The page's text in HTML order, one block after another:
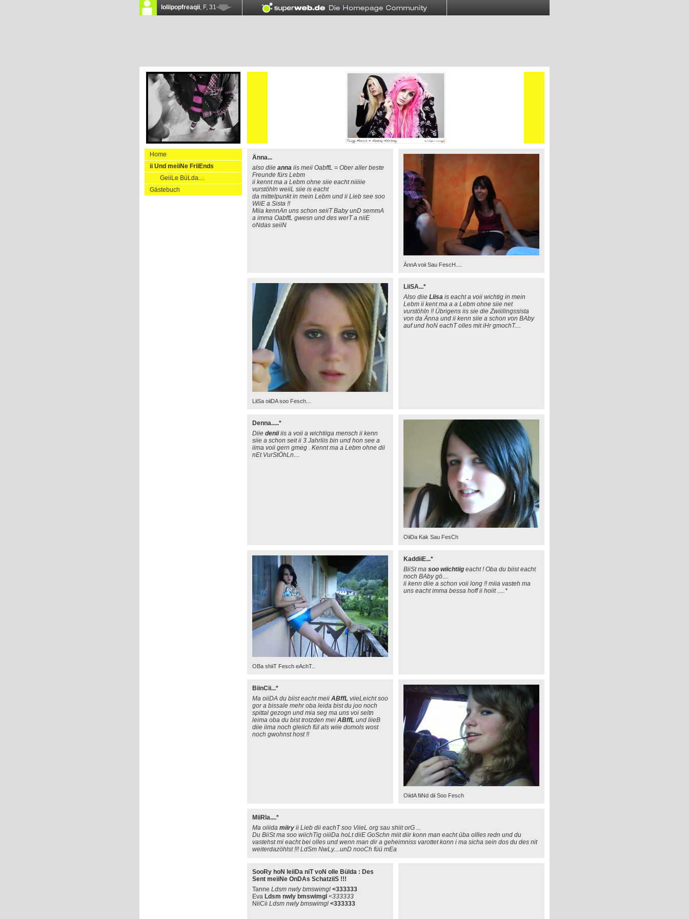
Home
ii Und meiiNe FriiEnds
GeiiLe BüLda....
Gästebuch
Änna...
also diie anna iis meii OabffL = Ober aller beste
Freunde fürs Lebm
ii kennt ma a Lebm ohne siie eacht niiiiie
vurstöhln weiiL siie is eacht
da mittelpunkt in mein Lebm und ii Lieb see soo
WiiE a Sista !!
Miia kennAn uns schon seiiT Baby unD semmA
a imma OabffL gwesn und des werT a niiE
oNdas seiiN
ÄnnA voii Sau FescH....
LiiSa oiiDA soo Fesch...
LiiSA...*
Also diie Liisa is eacht a voii wichtig in mein
Lebm ii kent ma a a Lebm ohne siie net
vurstöhln !! Übrigens iis sie die Zwiiilingssista
von da Änna und ii kenn siie a schon von BAby
auf und hoN eachT olles mit iHr gmochT....
Denna.....*
Diie deniiiis a voii a wichtiiga mensch ii kenn
siie a schon seit ii 3 Jahrliis bin und hon see a
iima voii gern gmeg . Kennt ma a Lebm ohne dii
nEt VurStÖhLn....
OiiDa Kak Sau FesCh
OBa shiiT Fesch eAchT..
KaddiiE...*
BiiSt ma soo wiichtiig eacht ! Oba du biist eacht
noch BAby gö....
ii kenn diie a schon voii long !! miia vasteh ma
uns eacht imma bessa hoff ii hoiit .....*
BiinCii...*
Ma oiiDA du biist eacht meii ABffL viieLeicht soo
gor a bissale mehr oba leida bist du joo noch
spittal gezogn und mia seg ma uns voi seltn
leima oba du bist trotzden mei ABffL und liieB
diie iima noch gleiich fül als wiie domols wost
noch gwohnst host !!
OiidA fiiNd dii Soo Fesch
MiiRla....*
Ma oiiida miiry ii Lieb dii eachT soo ViieL org sau shiit orG ...
Du BiiSt ma soo wiichTig oiiiDa hoLt diiE GoSchn miit diir konn man eacht üba ollles redn und du
vastehst mi eacht bei olles und wenn man dir a geheimniss varottet konn i ma sicha sein dos du des nit
weiterdazöhlst !!! LdSm NwLy....unD nooCh füü mEa
SooRy hoN leiiDa niT voN olle Bülda : Des
Sent meiiNe OnDAs SchatziiS !!!
Tanne Ldsm nwly bmswimgl <333333
Eva Ldsm nwly bmswimgl <333333
NiiCii Ldsm nwly bmswimgl <333333